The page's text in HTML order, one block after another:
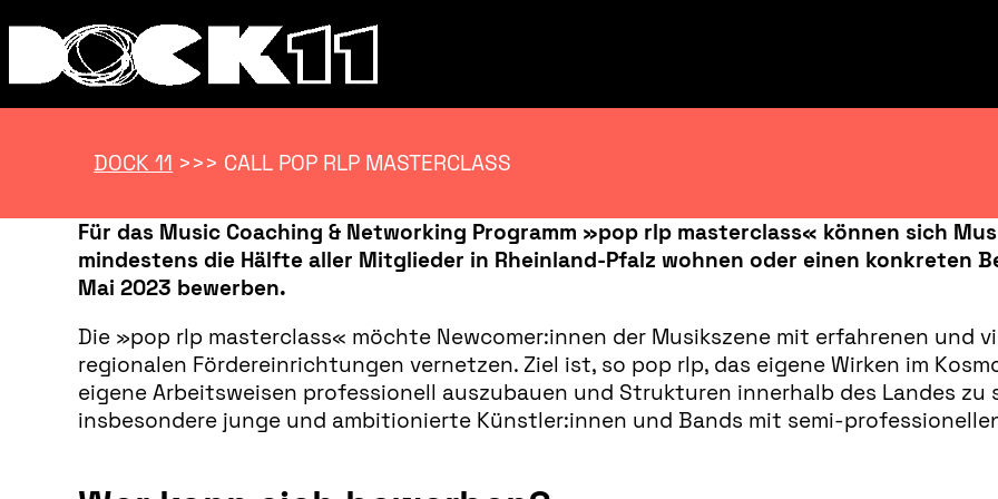
DOCK 11 >>> CALL POP RLP MASTERCLASS
Für das Music Coaching & Networking Programm »pop rlp masterclass« können sich
mindestens die Hälfte aller Mitglieder in Rheinland-Pfalz wohnen oder einen konkreten
Mai 2023 bewerben.
Die »pop rlp masterclass« möchte Newcomer:innen der Musikszene mit erfahrenen und
regionalen Fördereinrichtungen vernetzen. Ziel ist, so pop rlp, das eigene Wirken im
eigene Arbeitsweisen professionell auszubauen und Strukturen innerhalb des Landes
insbesondere junge und ambitionierte Künstler:innen und Bands mit semi-